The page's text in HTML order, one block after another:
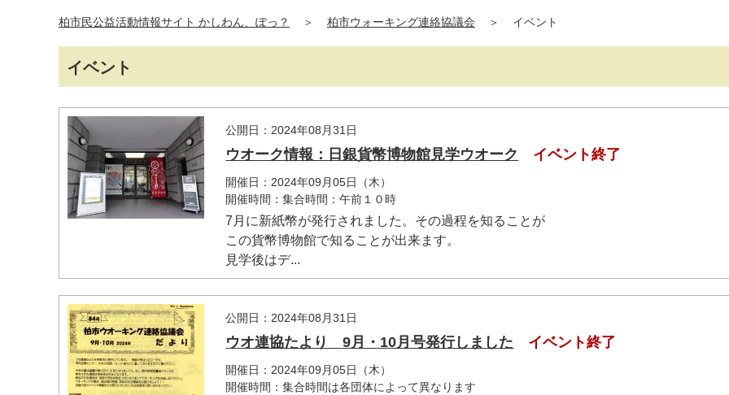
柏市民公益活動情報サイト かしわん、ぽっ？ ＞ 柏市ウォーキング連絡協議会 ＞ イベント
イベント
公開日：2024年08月31日
ウオーク情報：日銀貨幣博物館見学ウオーク イベント終了
開催日：2024年09月05日（木）
開催時間：集合時間：午前１０時
7月に新紙幣が発行されました。その過程を知ることが
この貨幣博物館で知ることが出来ます。
見学後はデ...
公開日：2024年08月31日
ウオ連協たより 9月・10月号発行しました イベント終了
開催日：2024年09月05日（木）
開催時間：集合時間は各団体によって異なります
マイメディア検索